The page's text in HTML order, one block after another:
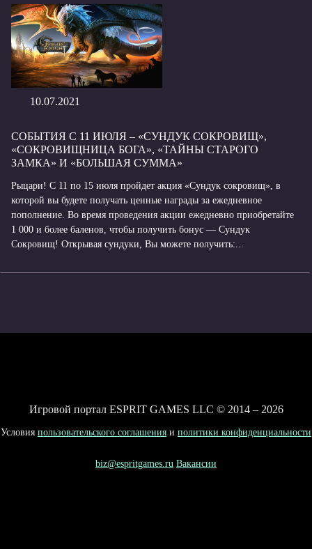
10.07.2021
СОБЫТИЯ С 11 ИЮЛЯ – «СУНДУК СОКРОВИЩ»,
«СОКРОВИЩНИЦА БОГА», «ТАЙНЫ СТАРОГО
ЗАМКА» И «БОЛЬШАЯ СУММА»
Рыцари! С 11 по 15 июля пройдет акция «Сундук сокровищ», в
которой вы будете получать ценные награды за ежедневное
пополнение. Во время проведения акции ежедневно приобретайте
1 000 и более баленов, чтобы получить бонус — Сундук
Сокровищ! Открывая сундуки, Вы можете получить:...
Игровой портал ESPRIT GAMES LLC © 2014 – 2026
Условия пользовательского соглашения и политики конфиденциальности
biz@espritgames.ru Вакансии